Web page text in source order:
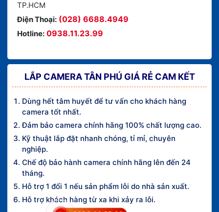
TP.HCM
Điện Thoại: (028) 6688.4949
Hotline: 0938.11.23.99
LẮP CAMERA TÂN PHÚ GIÁ RẺ CAM KẾT
Dùng hết tâm huyết để tư vấn cho khách hàng
camera tốt nhất.
Đảm bảo camera chính hãng 100% chất lượng cao.
Kỹ thuật lắp đặt nhanh chóng, tỉ mỉ, chuyên
nghiệp.
Chế độ bảo hành camera chính hãng lên đến 24
tháng.
Hỗ trợ 1 đổi 1 nếu sản phẩm lỗi do nhà sản xuất.
Hỗ trợ khách hàng từ xa khi xảy ra lỗi.